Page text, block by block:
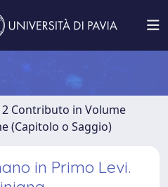
2 Contributo in Volume
(Capitolo o Saggio)
in Primo Levi.